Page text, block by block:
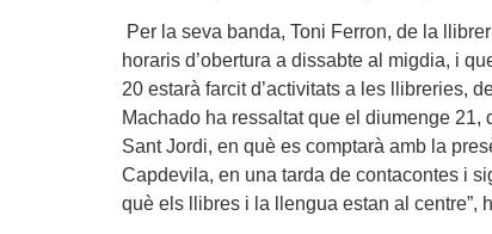
Per la seva banda, Toni Ferron, de la
horaris d’obertura a dissabte al migdia, i
20 estarà farcit d’activitats a les llibreries,
Machado ha ressaltat que el diumenge 21,
Sant Jordi, en què es comptarà amb la
Capdevila, en una tarda de contacontes i
què els llibres i la llengua estan al centre”,